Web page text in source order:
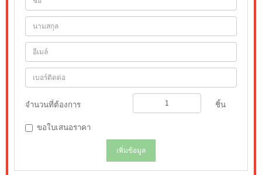
จำนวนที่ต้องการ ชิ้น
ขอใบเสนอราคา
เพิ่มข้อมูล